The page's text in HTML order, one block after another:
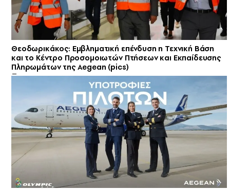
Θεοδωρικάκος: Εμβληματική επένδυση η Τεχνική Βάση
και το Κέντρο Προσομοιωτών Πτήσεων και Εκπαίδευσης
Πληρωμάτων της Aegean (pics)